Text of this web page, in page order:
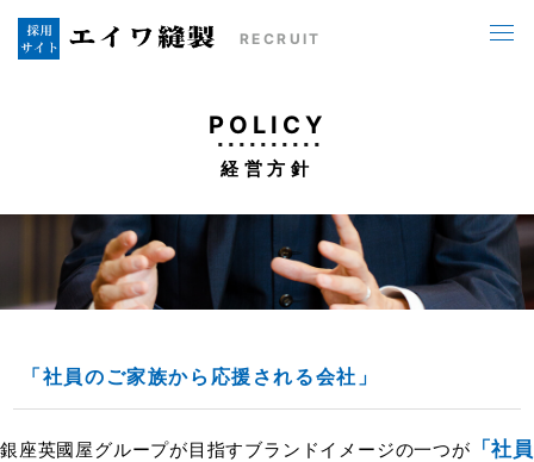
RECRUIT
POLICY
経営方針
「社員のご家族から応援される会社」
銀座英國屋グループが目指すブランドイメージの一つが 「社員